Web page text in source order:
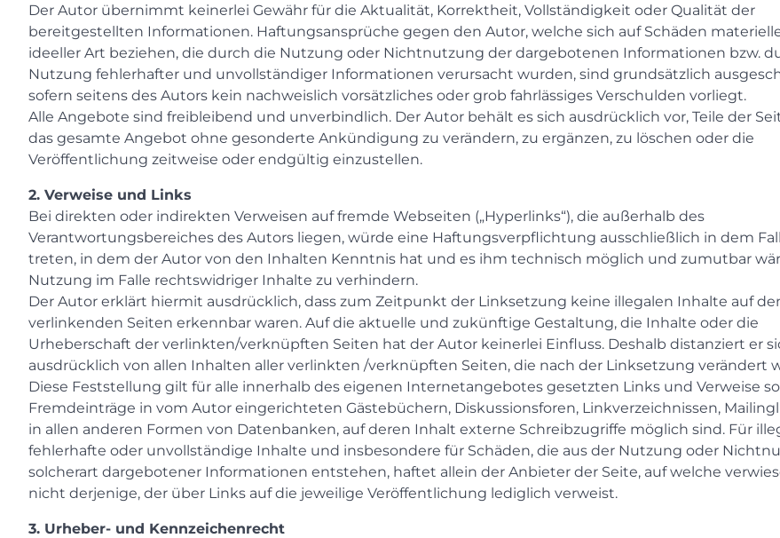
Der Autor übernimmt keinerlei Gewähr für die Aktualität, Korrektheit, Vollständigkeit oder Qualität der
bereitgestellten Informationen. Haftungsansprüche gegen den Autor, welche sich auf Schäden
ideeller Art beziehen, die durch die Nutzung oder Nichtnutzung der dargebotenen Informationen bzw.
Nutzung fehlerhafter und unvollständiger Informationen verursacht wurden, sind grundsätzlich
sofern seitens des Autors kein nachweislich vorsätzliches oder grob fahrlässiges Verschulden vorliegt.
Alle Angebote sind freibleibend und unverbindlich. Der Autor behält es sich ausdrücklich vor, Teile der
das gesamte Angebot ohne gesonderte Ankündigung zu verändern, zu ergänzen, zu löschen oder die
Veröffentlichung zeitweise oder endgültig einzustellen.
2. Verweise und Links
Bei direkten oder indirekten Verweisen auf fremde Webseiten („Hyperlinks“), die außerhalb des
Verantwortungsbereiches des Autors liegen, würde eine Haftungsverpflichtung ausschließlich in dem
treten, in dem der Autor von den Inhalten Kenntnis hat und es ihm technisch möglich und zumutbar
Nutzung im Falle rechtswidriger Inhalte zu verhindern.
Der Autor erklärt hiermit ausdrücklich, dass zum Zeitpunkt der Linksetzung keine illegalen Inhalte auf
verlinkenden Seiten erkennbar waren. Auf die aktuelle und zukünftige Gestaltung, die Inhalte oder die
Urheberschaft der verlinkten/verknüpften Seiten hat der Autor keinerlei Einfluss. Deshalb distanziert er
ausdrücklich von allen Inhalten aller verlinkten /verknüpften Seiten, die nach der Linksetzung verändert
Diese Feststellung gilt für alle innerhalb des eigenen Internetangebotes gesetzten Links und Verweise
Fremdeinträge in vom Autor eingerichteten Gästebüchern, Diskussionsforen, Linkverzeichnissen,
in allen anderen Formen von Datenbanken, auf deren Inhalt externe Schreibzugriffe möglich sind. Für
fehlerhafte oder unvollständige Inhalte und insbesondere für Schäden, die aus der Nutzung oder
solcherart dargebotener Informationen entstehen, haftet allein der Anbieter der Seite, auf welche
nicht derjenige, der über Links auf die jeweilige Veröffentlichung lediglich verweist.
3. Urheber- und Kennzeichenrecht